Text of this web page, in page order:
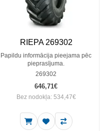
RIEPA 269302
Papildu informācija pieejama pēc
pieprasījuma.
269302
646,71€
Bez nodokļa: 534,47€